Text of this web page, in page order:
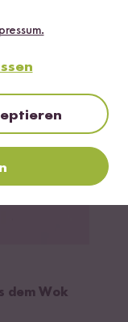
dem Wok